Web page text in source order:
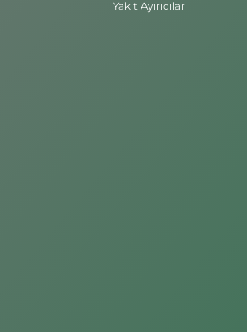
Yakıt Ayırıcılar